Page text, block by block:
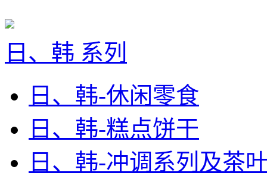
日、韩 系列
日、韩-休闲零食
日、韩-糕点饼干
日、韩-冲调系列及茶